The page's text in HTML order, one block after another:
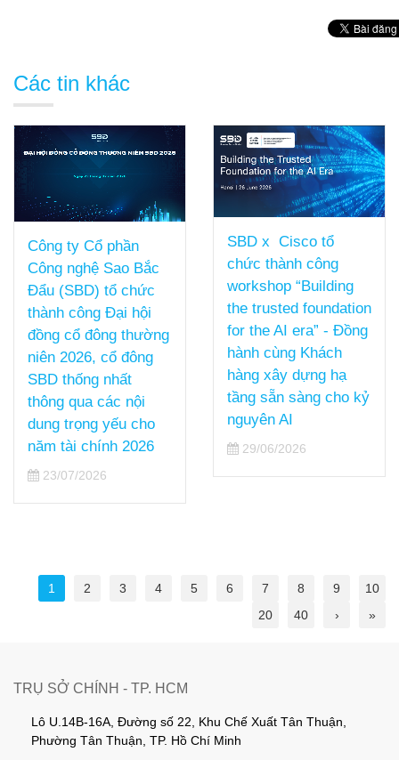
Các tin khác
Công ty Cổ phần
Công nghệ Sao Bắc
Đẩu (SBD) tổ chức
thành công Đại hội
đồng cổ đông thường
niên 2026, cổ đông
SBD thống nhất
thông qua các nội
dung trọng yếu cho
năm tài chính 2026
23/07/2026
SBD x Cisco tổ
chức thành công
workshop “Building
the trusted foundation
for the AI era” - Đồng
hành cùng Khách
hàng xây dựng hạ
tầng sẵn sàng cho kỷ
nguyên AI
29/06/2026
1 2 3 4 5 6 7 8 9
10
20
40 › »
TRỤ SỞ CHÍNH - TP. HCM
Lô U.14B-16A, Đường số 22, Khu Chế Xuất Tân Thuận,
Phường Tân Thuận, TP. Hồ Chí Minh